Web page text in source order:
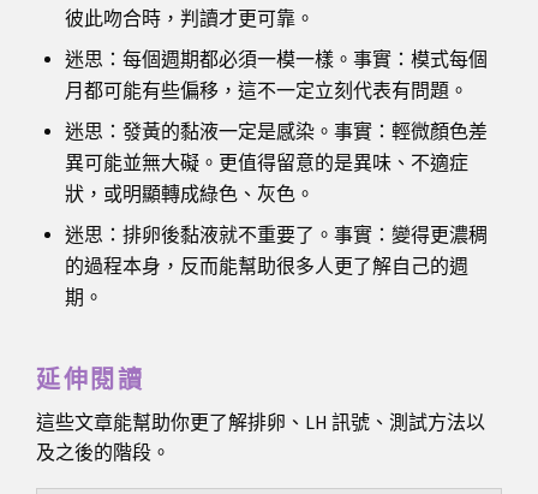
彼此吻合時，判讀才更可靠。
迷思：每個週期都必須一模一樣。事實：模式每個
月都可能有些偏移，這不一定立刻代表有問題。
迷思：發黃的黏液一定是感染。事實：輕微顏色差
異可能並無大礙。更值得留意的是異味、不適症
狀，或明顯轉成綠色、灰色。
迷思：排卵後黏液就不重要了。事實：變得更濃稠
的過程本身，反而能幫助很多人更了解自己的週
期。
延伸閱讀
這些文章能幫助你更了解排卵、LH 訊號、測試方法以
及之後的階段。